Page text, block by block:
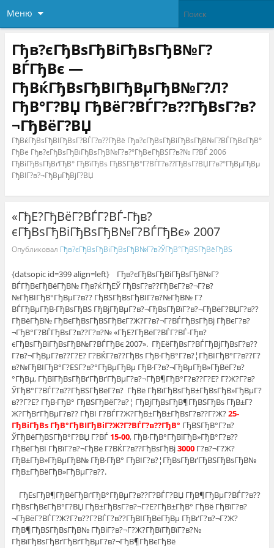
Меню
Гђв?єГђВѕГђВіГђВѕГђВ№Г?
ВЃГђВє —
ГђВќГђВѕГђВІГђВµГђВ№Г?Л?
ГђВ°Г?ВЏ ГђВёГ?ВЃГ?в??ГђВѕГ?в?
¬ГђВёГ?ВЏ
ГђВќГђВѕГђВІГђВѕГ?ВЃГ?в??ГђВё Гђв?єГђВѕГђВіГђВѕГђВ№Г?ВЃГђВєГђВ°
ГђВё Гђв?єГђВѕГђВіГђВѕГђВ№Г?в?°ГђВёГђВЅГ?в?№ Г?ВЃ 2006
ГђВіГђВѕГђВґГђВ° ГђВїГђВѕ ГђВЅГђВ°Г?ВЃГ?в??ГђВѕГ?ВЏГ?в?°ГђВµГђВµ
ГђВІГ?в?¬ГђВµГђВјГ?ВЏ
«ГђЕ?ГђВёГ?ВЃГ?ВЃ-Гђв?
єГђВѕГђВіГђВѕГђВ№Г?ВЃГђВє» 2007
Опубликовал Гђв?єГђВѕГђВіГђВѕГђВ№Г?в?ЎГђВ°ГђВЅГђВёГђВЅ
{datsopic id=399 align=left} Гђв?єГђВѕГђВіГђВѕГђВ№Г?
ВЃГђВєГђВёГђВ№ Гђв?ќГђЕЎ ГђВѕГ?в??ГђВєГ?в?¬Г?в?
№ГђВІГђВ°ГђВµГ?в?? ГђВЅГђВѕГђВІГ?в?№ГђВ№ Г?
ВЃГђВµГђВ·ГђВѕГђВЅ ГђВјГђВµГ?в?¬ГђВѕГђВїГ?в?¬ГђВёГ?ВЏГ?в??
ГђВёГђВ№ ГђВєГђВѕГђВЅГђВєГ?Ж?Г?в?¬Г?ВЃГђВѕГђВј ГђВєГ?в?
¬ГђВ°Г?ВЃГђВѕГ?в??Г?в?№ «ГђЕ?ГђВёГ?ВЃГ?ВЃ-Гђв?
єГђВѕГђВіГђВѕГђВ№Г?ВЃГђВє 2007». ГђЕёГђВѕГ?ВЃГђВјГђВѕГ?в??
Г?в?¬ГђВµГ?в??Г?Е? Г?ВЌГ?в??ГђВѕ ГђВ·ГђВ°Г?в?¦ГђВІГђВ°Г?в??Г?
в?№ГђВІГђВ°Г?ЕЅГ?в?°ГђВµГђВµ ГђВ·Г?в?¬ГђВµГђВ»ГђВёГ?в?
°ГђВµ, ГђВїГђВѕГђВґГђВґГђВµГ?в?¬ГђВ¶ГђВ°Г?в??Г?Е? Г?Ж?Г?в?
ЎГђВ°Г?ВЃГ?в??ГђВЅГђВёГ?в? ГђВё ГђВїГђВѕГђВ±ГђВѕГђВ»ГђВµГ?
в??Г?Е? ГђВ·ГђВ° ГђВЅГђВёГ?в?¦ ГђВјГђВѕГђВ¶ГђВЅГђВѕ ГђВ±Г?
Ж?ГђВґГђВµГ?в?? ГђВІ Г?ВЃГ?Ж?ГђВ±ГђВ±ГђВѕГ?в??Г?Ж?25-
ГђВіГђВѕ ГђВ°ГђВІГђВіГ?Ж?Г?ВЃГ?в??ГђВ° ГђВЅГђВ°Г?в?
ЎГђВёГђВЅГђВ°Г?ВЏ Г?ВЃ 15-00, ГђВ·ГђВ°ГђВїГђВ»ГђВ°Г?в??
ГђВёГђВІ ГђВїГ?в?¬ГђВё Г?ВЌГ?в??ГђВѕГђВј3000Г?в?¬Г?Ж?
ГђВ±ГђВ»ГђВµГђВ№ ГђВ·ГђВ° ГђВІГ?в?¦ГђВѕГђВґГђВЅГђВѕГђВ№
ГђВ±ГђВёГђВ»ГђВµГ?в??.
ГђЕѕГђВ¶ГђВёГђВґГђВ°ГђВµГ?в??Г?ВЃГ?ВЏ ГђВ¶ГђВµГ?ВЃГ?в??
ГђВѕГђВєГђВ°Г?ВЏ ГђВ±ГђВѕГ?в?¬Г?Е?ГђВ±ГђВ° ГђВё ГђВїГ?в?
¬ГђВёГ?ВЃГ?Ж?Г?в??Г?ВЃГ?в??ГђВІГђВёГђВµ ГђВґГ?в?¬Г?Ж?
ГђВ¶ГђВЅГђВѕГђВ№ ГђВіГ?в?¬Г?Ж?ГђВїГђВїГ?в?№
ГђВїГђВѕГђВґГђВґГђВµГ?в?¬ГђВ¶ГђВєГђВё